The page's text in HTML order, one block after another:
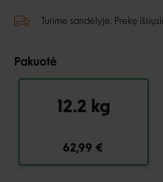
Turime sandėlyje. Prekę
Pakuotė
12.2 kg
62,99 €